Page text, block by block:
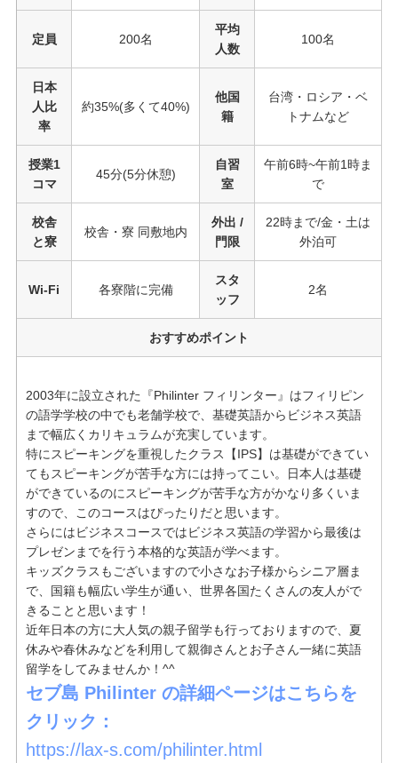
定員 200名
平均
人数
100名
日本
人比
率
約35%(多くて40%)
他国
籍
台湾・ロシア・ベ
トナムなど
授業1
コマ
45分(5分休憩)
自習
室
午前6時~午前1時ま
で
校舎
と寮
校舎・寮 同敷地内
外出 /
門限
22時まで/金・土は
外泊可
Wi-Fi 各寮階に完備
スタ
ッフ
2名
おすすめポイント
2003年に設立された『Philinter フィリンター』はフィリピン
の語学学校の中でも老舗学校で、基礎英語からビジネス英語
まで幅広くカリキュラムが充実しています。
特にスピーキングを重視したクラス【IPS】は基礎ができてい
てもスピーキングが苦手な方には持ってこい。日本人は基礎
ができているのにスピーキングが苦手な方がかなり多くいま
すので、このコースはぴったりだと思います。
さらにはビジネスコースではビジネス英語の学習から最後は
プレゼンまでを行う本格的な英語が学べます。
キッズクラスもございますので小さなお子様からシニア層ま
で、国籍も幅広い学生が通い、世界各国たくさんの友人がで
きることと思います！
近年日本の方に大人気の親子留学も行っておりますので、夏
休みや春休みなどを利用して親御さんとお子さん一緒に英語
留学をしてみませんか！^^
セブ島 Philinter の詳細ページはこちらを
クリック：
https://lax-s.com/philinter.html